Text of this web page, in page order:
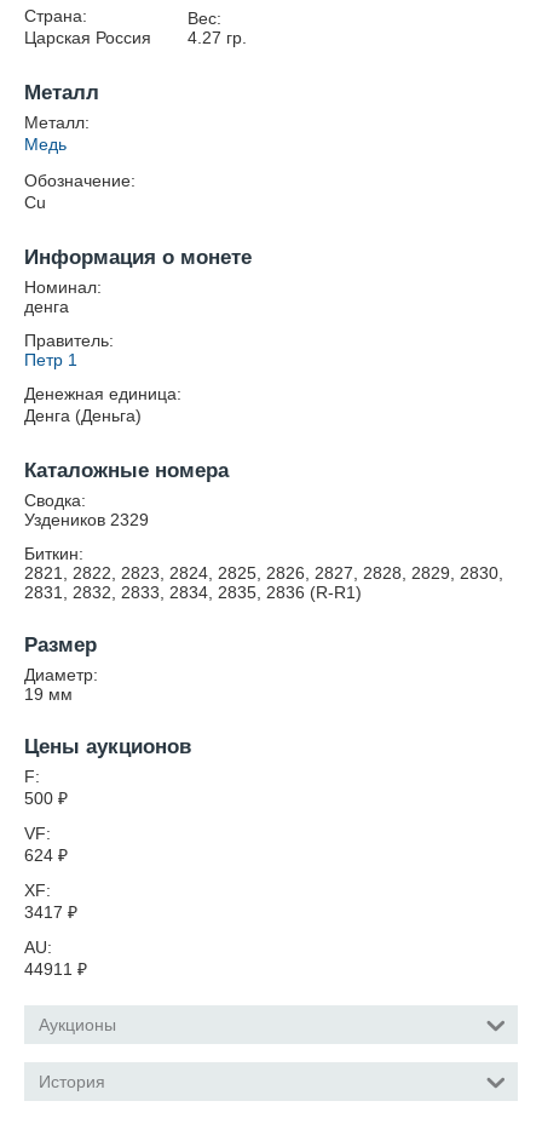
Страна:
Царская Россия
Вес:
4.27 гр.
Металл
Металл:
Медь
Обозначение:
Cu
Информация о монете
Номинал:
денга
Правитель:
Петр 1
Денежная единица:
Денга (Деньга)
Каталожные номера
Сводка:
Уздеников 2329
Биткин:
2821, 2822, 2823, 2824, 2825, 2826, 2827, 2828, 2829, 2830,
2831, 2832, 2833, 2834, 2835, 2836 (R-R1)
Размер
Диаметр:
19 мм
Цены аукционов
F:
500 ₽
VF:
624 ₽
XF:
3417 ₽
AU:
44911 ₽
Аукционы
История